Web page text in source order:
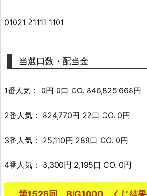
01021 21111 1101
当選口数・配当金
1番人気： 0円 0口 CO. 846,825,668円
2番人気： 824,770円 22口 CO. 0円
3番人気： 25,110円 289口 CO. 0円
4番人気： 3,300円 2,195口 CO. 0円